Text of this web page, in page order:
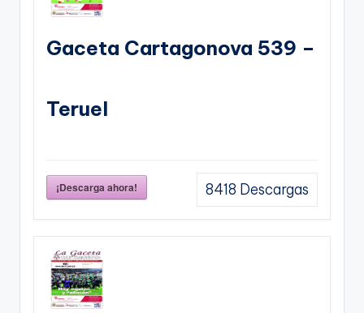
Gaceta Cartagonova 539 –
Teruel
¡Descarga ahora! 8418 Descargas